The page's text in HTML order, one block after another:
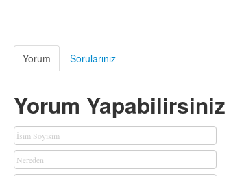
Yorum Sorularınız
Yorum Yapabilirsiniz